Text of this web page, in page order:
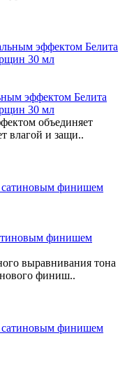
эффектом Белита
30 мл
объединяет
влагой и защи..
финишем
выравнивания тона
финиш..